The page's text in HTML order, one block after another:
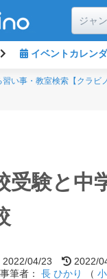
イベントカレン
い事・教室検索【クラビノ
受験と中
2022/04/23
2022/
筆者：
長 ひかり （